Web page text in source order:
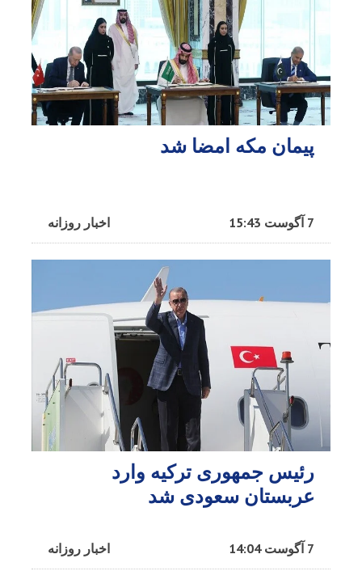
پیمان مکه امضا شد
اخبار روزانه 7 آگوست 15:43
رئیس جمهوری ترکیه وارد
عربستان سعودی شد
اخبار روزانه 7 آگوست 14:04